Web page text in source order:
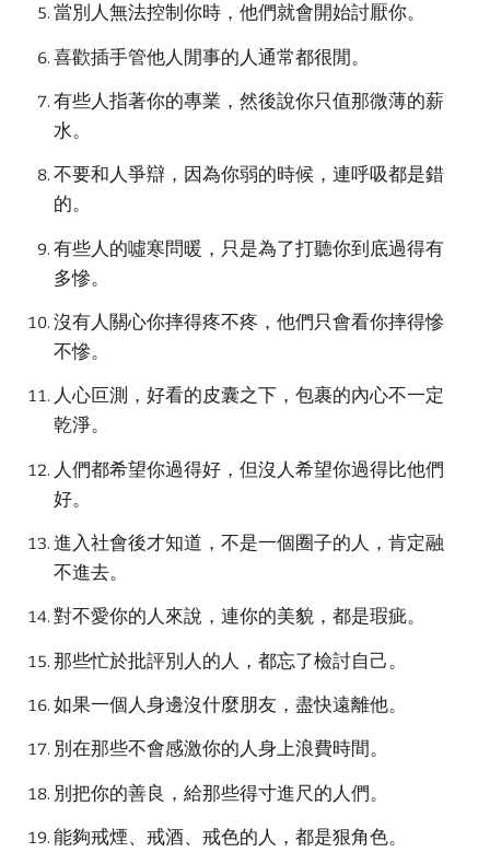
當別人無法控制你時，他們就會開始討厭你。
喜歡插手管他人閒事的人通常都很閒。
有些人指著你的專業，然後說你只值那微薄的薪
水。
不要和人爭辯，因為你弱的時候，連呼吸都是錯
的。
有些人的噓寒問暖，只是為了打聽你到底過得有
多慘。
沒有人關心你摔得疼不疼，他們只會看你摔得慘
不慘。
人心叵測，好看的皮囊之下，包裹的內心不一定
乾淨。
人們都希望你過得好，但沒人希望你過得比他們
好。
進入社會後才知道，不是一個圈子的人，肯定融
不進去。
對不愛你的人來說，連你的美貌，都是瑕疵。
那些忙於批評別人的人，都忘了檢討自己。
如果一個人身邊沒什麼朋友，盡快遠離他。
別在那些不會感激你的人身上浪費時間。
別把你的善良，給那些得寸進尺的人們。
能夠戒煙、戒酒、戒色的人，都是狠角色。